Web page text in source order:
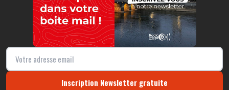
Inscription Newsletter gratuite